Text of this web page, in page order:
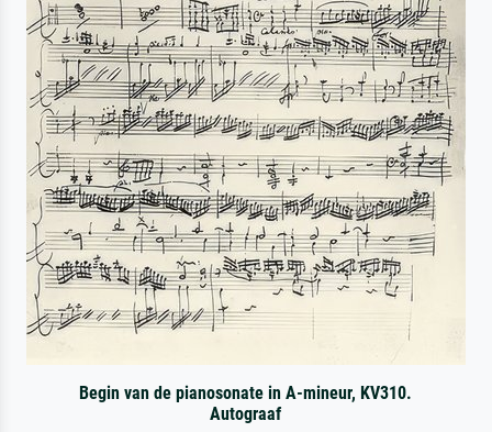
Begin van de pianosonate in A-mineur, KV310.
Autograaf